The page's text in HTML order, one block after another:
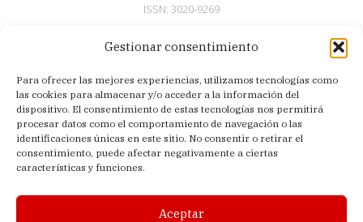
Gestionar consentimiento
Para ofrecer las mejores experiencias, utilizamos tecnologías como
las cookies para almacenar y/o acceder a la información del
dispositivo. El consentimiento de estas tecnologías nos permitirá
procesar datos como el comportamiento de navegación o las
identificaciones únicas en este sitio. No consentir o retirar el
consentimiento, puede afectar negativamente a ciertas
características y funciones.
Aceptar
ISSN: 3020-9269
Artículos
Semana Santa
Nosotros
Acerca de
Política de privacidad